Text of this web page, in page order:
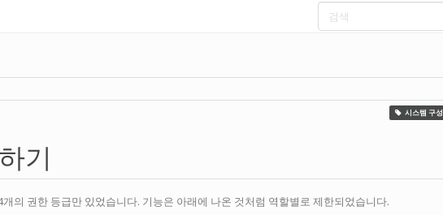
시스템 구성
기
의 권한 등급만 있었습니다. 기능은 아래에 나온 것처럼 역할별로 제한되었습니다.